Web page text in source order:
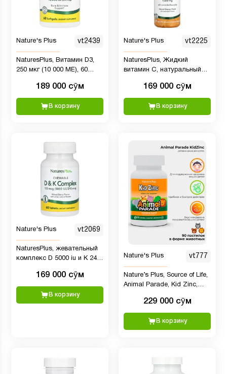
Nature's Plus vt2439
NaturesPlus, Витамин D3,
250 мкг (10 000 МЕ), 60
189 000 сӯм
В корзину
Nature's Plus vt2225
NaturesPlus, Жидкий
витамин C, натуральный
взрослым и детям
169 000 сӯм
В корзину
Nature's Plus vt2069
NaturesPlus, жевательный
комплекс D 5000 iu и K 240
таблеток169 000 сӯм
В корзину
Nature's Plus vt777
Nature’s Plus, Source of Life,
Animal Parade, Kid Zinc,
детей, натуральный вкус
мандарина, 90 пастилок в
форме животных
229 000 сӯм
В корзину